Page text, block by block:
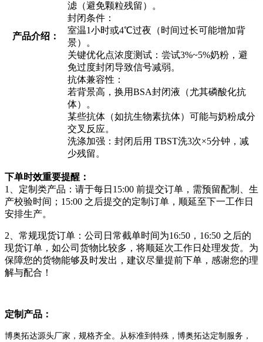
产品介绍：
滤（避免颗粒残留）。
封闭条件：
室温1小时或4℃过夜（时间过长可能增加背
景）。
关键优化点浓度测试：尝试3%~5%奶粉，避
免过度封闭导致信号减弱。
抗体兼容性：
若背景高，换用BSA封闭液（尤其磷酸化抗
体）。
某些抗体（如抗生物素抗体）可能与奶粉成分
交叉反应。
洗涤加强：封闭后用 TBST洗3次×5分钟，减
少残留。
下单时效重要提醒：
1、定制类产品：请于每日15:00 前提交订单，需预留配制、生
产校验时间；15:00 之后提交的定制订单，顺延至下一工作日
安排生产。
2、常规现货订单：公司日常截单时间为16:50，16:50 之后的
现货订单，如公司货物比较多，将顺延次工作日处理发货。为
保障您的货物能够及时发出，建议尽量提前下单，感谢您的理
解与配合！
定制产品：
博奥拓达源头厂家，规格齐全。从标准到特殊，博奥拓达定制服务，